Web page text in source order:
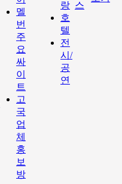
멜
번
주
요
싸
이
트
고
국
업
체
홍
보
방
랑
호
텔
전
시/
공
연
스